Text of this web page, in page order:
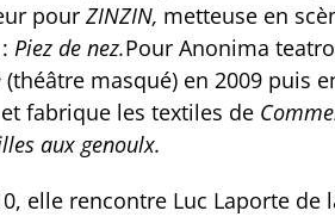
pour ZINZIN, metteuse en
Piez de nez.Pour Anonima
(théâtre masqué) en 2009 puis
fabrique les textiles de
aux genoulx.
elle rencontre Luc Laporte de